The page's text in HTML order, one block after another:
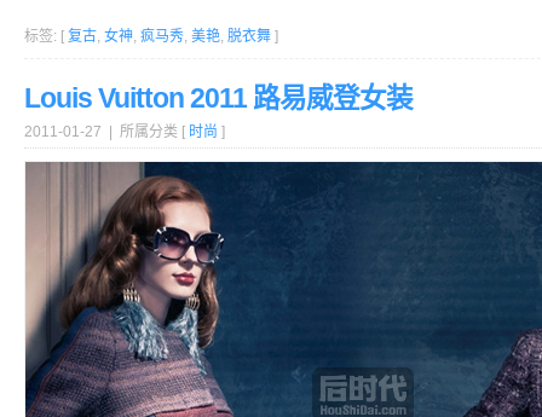
标签: [ 复古, 女神, 疯马秀, 美艳, 脱衣舞 ]
Louis Vuitton 2011 路易威登女装
2011-01-27 | 所属分类 [ 时尚 ]